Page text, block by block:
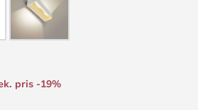
pris -19%